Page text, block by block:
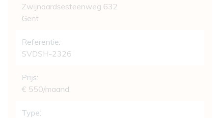
Zwijnaardsesteenweg 632
Gent
Referentie:
SVDSH-2326
Prijs:
€ 550/maand
Type: